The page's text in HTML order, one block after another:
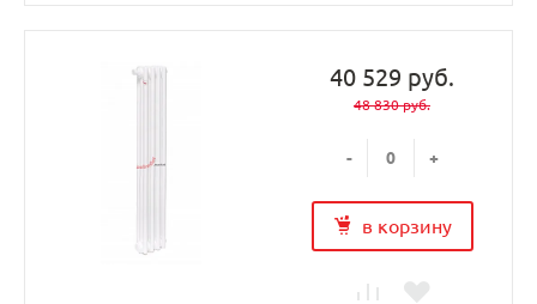
40 529 руб.
48 830 руб.
- +
в корзину